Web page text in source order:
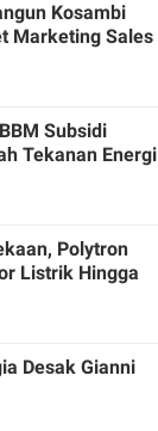
Kosambi
Marketing Sales
Subsidi
Tekanan Energi
Polytron
Listrik Hingga
Desak Gianni